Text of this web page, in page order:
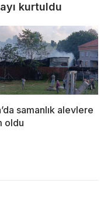
kurtuldu
samanlık alevlere
oldu